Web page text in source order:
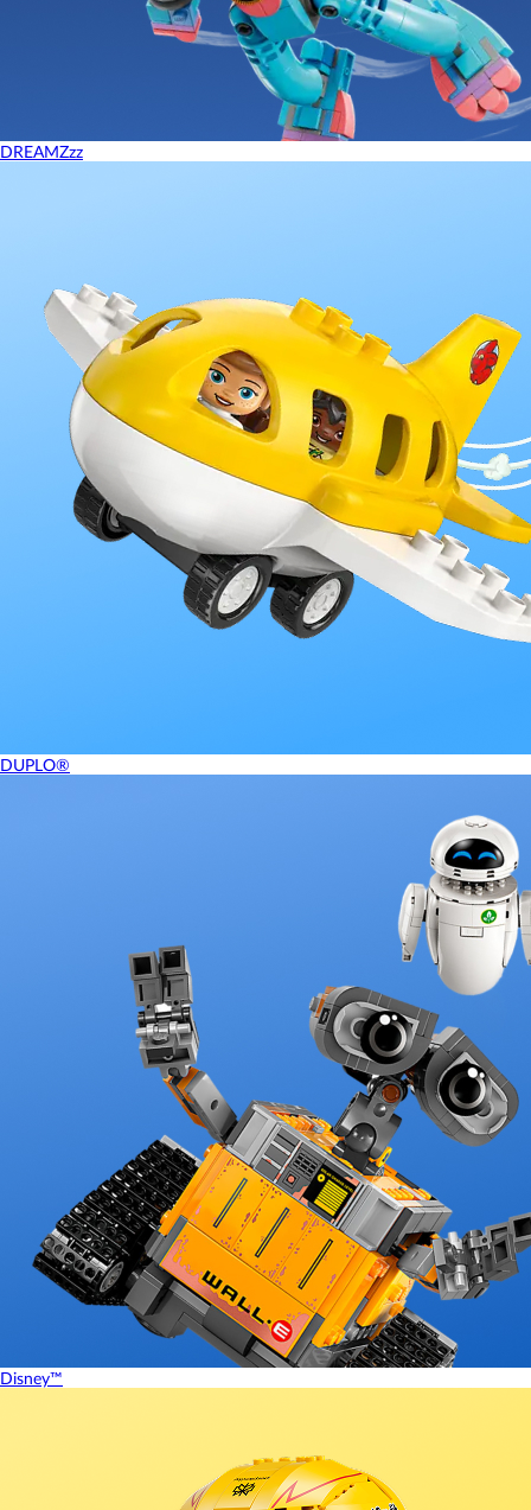
DREAMZzz
DUPLO®
Disney™